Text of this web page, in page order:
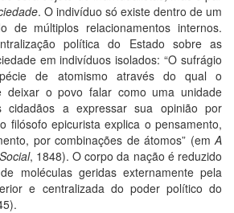
. O indivíduo só existe dentro de um
de múltiplos relacionamentos internos.
política do Estado sobre as
em indivíduos isolados: “O sufrágio
de atomismo através do qual o
deixar o povo falar como uma unidade
cidadãos a expressar sua opinião por
filósofo epicurista explica o pensamento,
por combinações de átomos” (em A
, 1848). O corpo da nação é reduzido
moléculas geridas externamente pela
e centralizada do poder político do